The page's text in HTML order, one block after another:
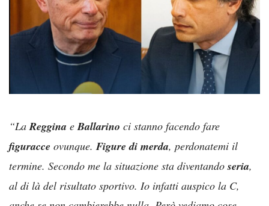
“LaReggina eBallarino ci stanno facendo fare
figuracce ovunque.Figure di merda, perdonatemi il
termine. Secondo me la situazione sta diventandoseria,
al di là del risultato sportivo. Io infatti auspico la C,